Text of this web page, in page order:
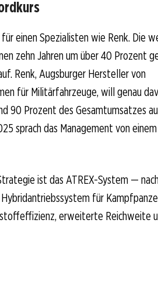
einen Spezialisten wie Renk. Die
zehn Jahren um über 40 Prozent
Renk, Augsburger Hersteller von
für Militärfahrzeuge, will genau
90 Prozent des Gesamtumsatzes
sprach das Management von
ist das ATREX-System — nach
für
erweiterte Reichweite